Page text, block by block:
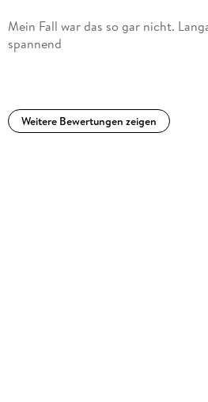
Mein Fall war das so gar nicht.
spannend
Weitere Bewertungen zeigen